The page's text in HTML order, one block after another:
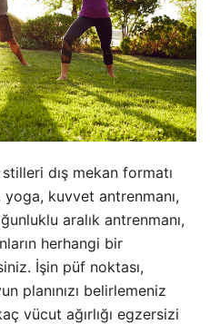
dış mekan formatı
kuvvet antrenmanı,
aralık antrenmanı,
herhangi bir
İşin püf noktası,
planınızı belirlemeniz
vücut ağırlığı egzersizi